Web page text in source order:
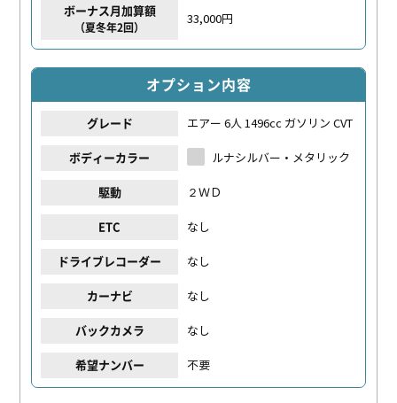
ボーナス月加算額
（夏冬年2回）
33,000円
オプション内容
グレード エアー 6人 1496cc ガソリン CVT
ボディーカラー ルナシルバー・メタリック
駆動 ２ＷＤ
ETC なし
ドライブレコーダー なし
カーナビ なし
バックカメラ なし
希望ナンバー 不要